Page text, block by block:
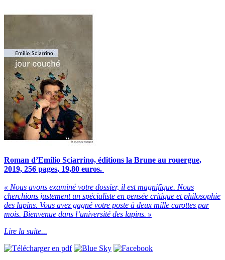
Roman d’Emilio Sciarrino, éditions la Brune au rouergue,
2019, 256 pages, 19,80 euros.
« Nous avons examiné votre dossier, il est magnifique. Nous
cherchions justement un spécialiste en pensée critique et philosophie
des lapins. Vous avez gagné votre poste à deux mille carottes par
mois. Bienvenue dans l’université des lapins. »
Lire la suite...